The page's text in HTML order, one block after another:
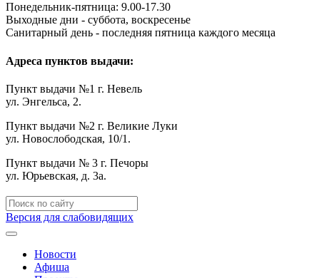
Понедельник-пятница: 9.00-17.30
Выходные дни - суббота, воскресенье
Санитарный день - последняя пятница каждого месяца
Адреса пунктов выдачи:
Пункт выдачи №1 г. Невель
ул. Энгельса, 2.
Пункт выдачи №2 г. Великие Луки
ул. Новослободская, 10/1.
Пункт выдачи № 3 г. Печоры
ул. Юрьевская, д. 3а.
Версия для слабовидящих
Новости
Афиша